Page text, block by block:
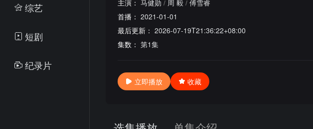
综艺
短剧
纪录片
主演： 马健勋 / 周 毅 / 傅雪睿
首播： 2021-01-01
最后更新： 2026-07-19T21:36:22+08:00
集数： 第1集
立即播放 收藏